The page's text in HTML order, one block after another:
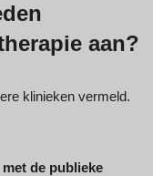
aan?
klinieken vermeld.
de publieke